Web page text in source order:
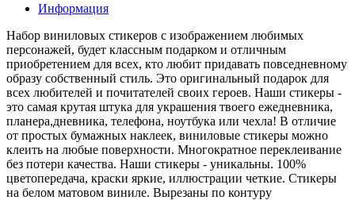
Информация
Набор виниловых стикеров с изображением любимых
персонажей, будет классным подарком и отличным
приобретением для всех, кто любит придавать повседневному
образу собственный стиль. Это оригинальный подарок для
всех любителей и почитателей своих героев. Наши стикеры -
это самая крутая штука для украшения твоего ежедневника,
планера,дневника, телефона, ноутбука или чехла! В отличие
от простых бумажных наклеек, виниловые стикеры можно
клеить на любые поверхности. Многократное переклеивание
без потери качества. Наши стикеры - уникальны. 100%
цветопередача, краски яркие, иллюстрации четкие. Стикеры
на белом матовом виниле. Вырезаны по контуру